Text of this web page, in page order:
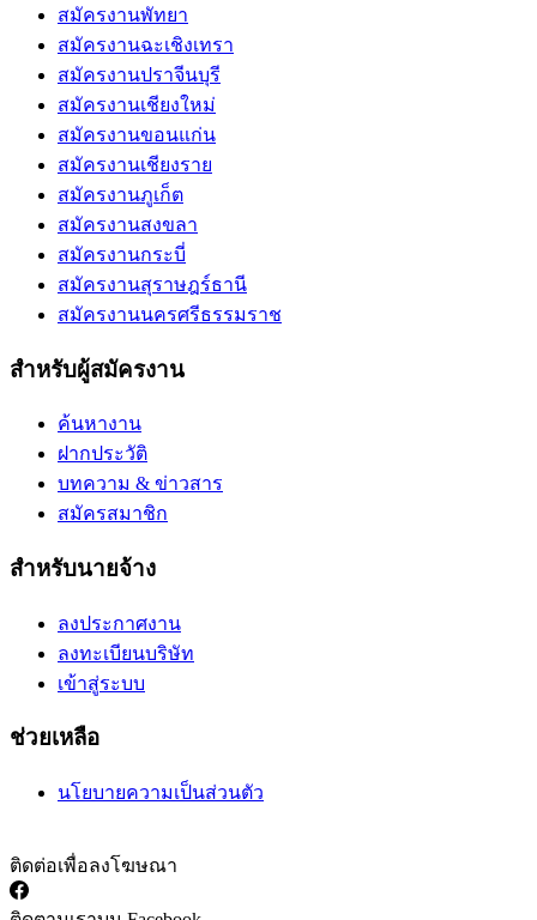
สมัครงานพัทยา
สมัครงานฉะเชิงเทรา
สมัครงานปราจีนบุรี
สมัครงานเชียงใหม่
สมัครงานขอนแก่น
สมัครงานเชียงราย
สมัครงานภูเก็ต
สมัครงานสงขลา
สมัครงานกระบี่
สมัครงานสุราษฎร์ธานี
สมัครงานนครศรีธรรมราช
สำหรับผู้สมัครงาน
ค้นหางาน
ฝากประวัติ
บทความ & ข่าวสาร
สมัครสมาชิก
สำหรับนายจ้าง
ลงประกาศงาน
ลงทะเบียนบริษัท
เข้าสู่ระบบ
ช่วยเหลือ
นโยบายความเป็นส่วนตัว
ติดต่อเพื่อลงโฆษณา